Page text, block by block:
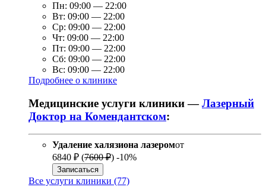
Пн: 09:00 — 22:00
Вт: 09:00 — 22:00
Ср: 09:00 — 22:00
Чт: 09:00 — 22:00
Пт: 09:00 — 22:00
Сб: 09:00 — 22:00
Вс: 09:00 — 22:00
Подробнее о клинике
Медицинские услуги клиники —Лазерный
Доктор на Комендантском:
Удаление халязиона лазеромот
6840 ₽ (7600 ₽) -10%
Записаться
Все услуги клиники (77)